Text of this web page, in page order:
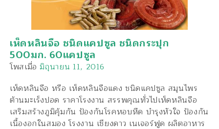
เห็ดหลินจือ ชนิดแคปซูล ชนิดกระปุก
500มก. 60แคปซูล
โพสเมื่อ มิถุนายน 11, 2016
เห็ดหลินจือ หรือ เห็ดหลินจือแดง ชนิดแคปซูล สมุนไพร
ต้านมะเร็งปอด ราคาโรงงาน สรรพคุณทั่วไปเห็ดหลินจือ
เสริมสร้างภูมิคุ้มกัน ป้องกันโรคหอบหืด บำรุงหัวใจ ป้องกัน
เนื้องอกในสมอง โรงงาน เชียงดาว เนเจอร์ฟูด ผลิตอาหาร